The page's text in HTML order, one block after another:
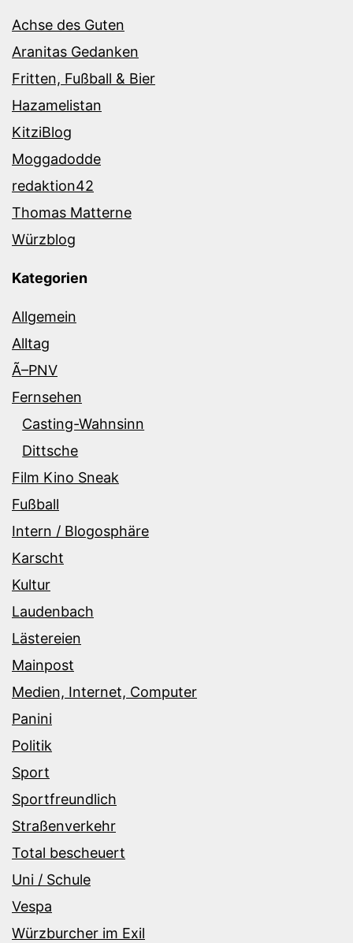
Achse des Guten
Aranitas Gedanken
Fritten, Fußball & Bier
Hazamelistan
KitziBlog
Moggadodde
redaktion42
Thomas Matterne
Würzblog
Kategorien
Allgemein
Alltag
Ã–PNV
Fernsehen
Casting-Wahnsinn
Dittsche
Film Kino Sneak
Fußball
Intern / Blogosphäre
Karscht
Kultur
Laudenbach
Lästereien
Mainpost
Medien, Internet, Computer
Panini
Politik
Sport
Sportfreundlich
Straßenverkehr
Total bescheuert
Uni / Schule
Vespa
Würzburcher im Exil